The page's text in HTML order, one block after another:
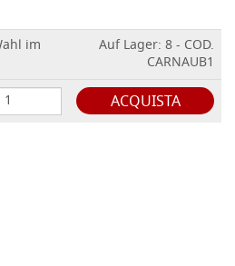
im
Auf Lager: 8 - COD.
CARNAUB1
ACQUISTA